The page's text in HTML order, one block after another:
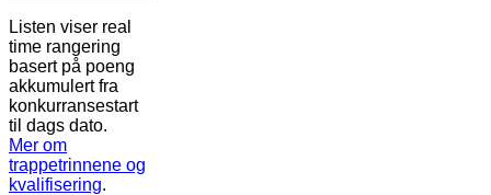
Listen viser real
time rangering
basert på poeng
akkumulert fra
konkurransestart
til dags dato.
Mer om
trappetrinnene og
kvalifisering.